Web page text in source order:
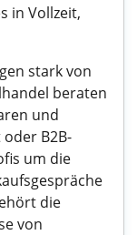
in Vollzeit,
stark von
beraten
und
B2B-
um die
die
von